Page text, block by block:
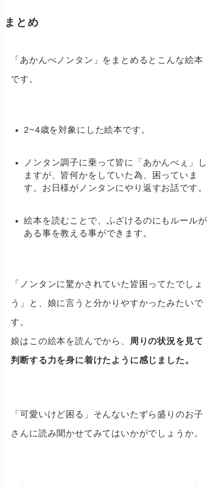
まとめ
「あかんべノンタン」をまとめるとこんな絵本
です。
2~4歳を対象にした絵本です。
ノンタン調子に乗って皆に「あかんべぇ」し
ますが、皆何かをしていた為、困っていま
す。お日様がノンタンにやり返すお話です。
絵本を読むことで、ふざけるのにもルールが
ある事を教える事ができます。
「ノンタンに驚かされていた皆困ってたでしょ
う」と、娘に言うと分かりやすかったみたいで
す。
娘はこの絵本を読んでから、
周りの状況を見て
判断する力を身に着けたように感じました。
「可愛いけど困る」そんないたずら盛りのお子
さんに読み聞かせてみてはいかがでしょうか。